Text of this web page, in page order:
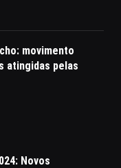
movimento
atingidas pelas
Novos